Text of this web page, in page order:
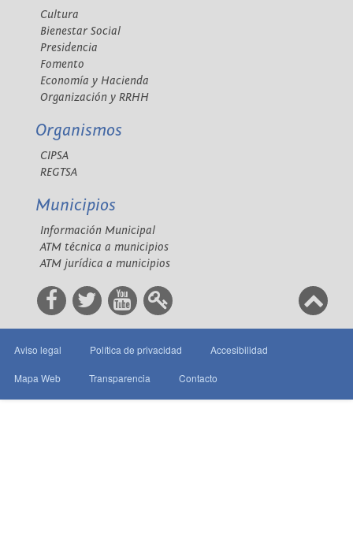
Cultura
Bienestar Social
Presidencia
Fomento
Economía y Hacienda
Organización y RRHH
Organismos
CIPSA
REGTSA
Municipios
Información Municipal
ATM técnica a municipios
ATM jurídica a municipios
Aviso legal Política de privacidad Accesibilidad
Mapa Web Transparencia Contacto